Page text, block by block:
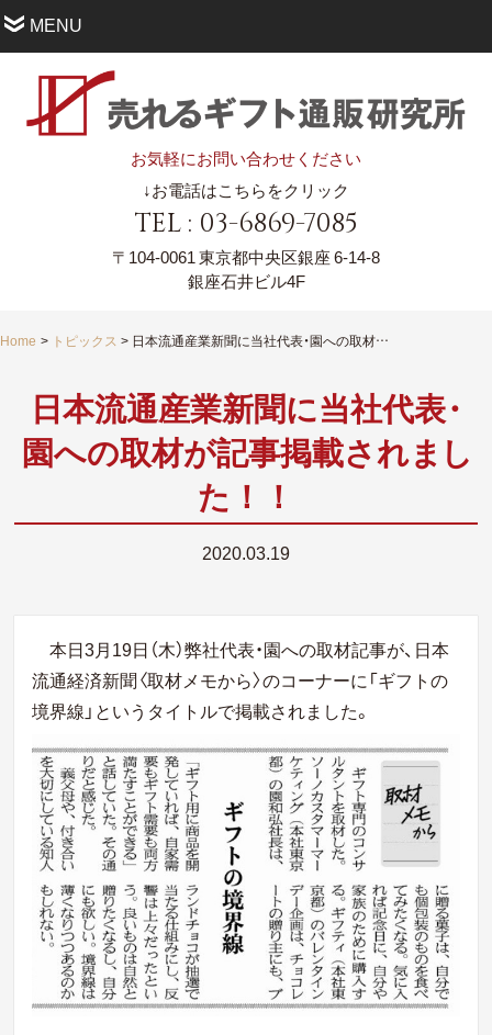
MENU
お気軽にお問い合わせください
↓お電話はこちらをクリック
TEL : 03-6869-7085
〒104-0061東京都中央区銀座 6-14-8
銀座石井ビル4F
Home トピックス 日本流通産業新聞に当社代表・園への取材が記事掲載されました！！
日本流通産業新聞に当社代表・
園への取材が記事掲載されま し
た！！
2020.03.19
本日3月19日（木）弊社代表・園への取材記事が、日本
流通経済新聞〈取材メモから〉のコーナーに「ギフトの
境界線」というタイトルで掲載されました。